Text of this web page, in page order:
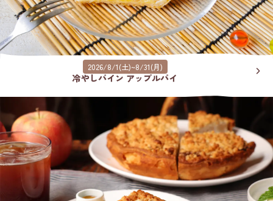
2026/8/1(土)~8/31(月)
冷やしパイン アップルパイ